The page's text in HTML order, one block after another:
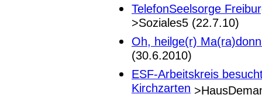
TelefonSeelsorge
>Soziales5 (22.7.10)
Oh, heilge(r)
(30.6.2010)
ESF-Arbeitskreis
Kirchzarten